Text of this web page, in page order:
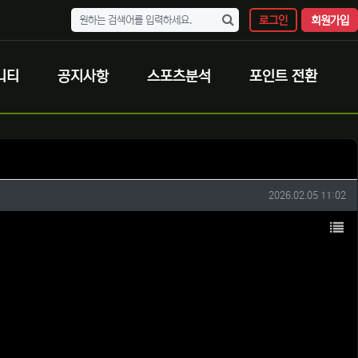
로그인 회원가입
티 공지사항 스포츠분석 포인트 전환
작성일
2026.02.05 11:02
목